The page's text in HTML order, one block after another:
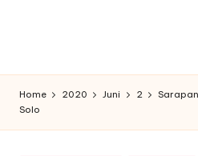
Home 2020 Juni 2
Solo